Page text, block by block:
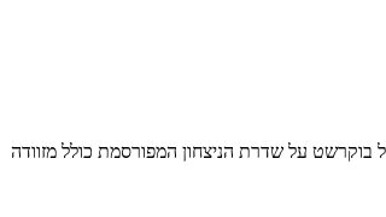
מכל קצוות תבל הנמצא בלב ליבה של בוקרשט על שדרת הניצחון המפורסמת כולל מזוודה